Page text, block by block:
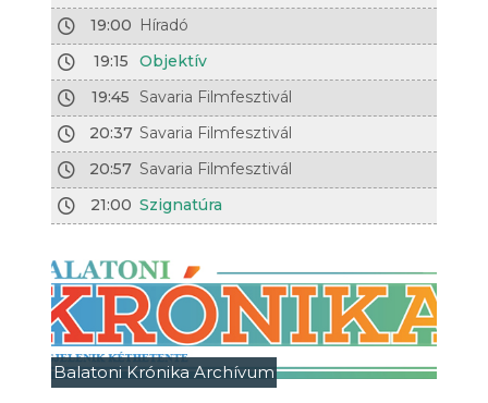
19:00 Híradó
19:15
Objektív
19:45
Savaria Filmfesztivál
20:37 Savaria Filmfesztivál
20:57 Savaria Filmfesztivál
21:00 Szignatúra
Balatoni Krónika Archívum